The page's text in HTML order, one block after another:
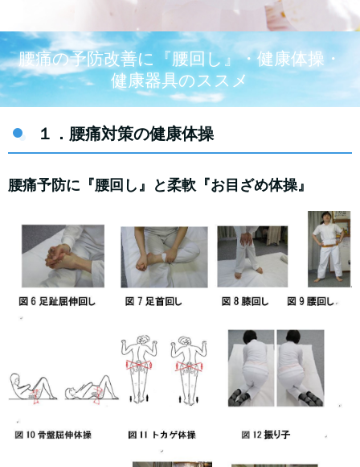
腰痛の予防改善に『腰回し』・健康体操・
健康器具のススメ
１．腰痛対策の健康体操
腰痛予防に『腰回し』と柔軟『お目ざめ体操』